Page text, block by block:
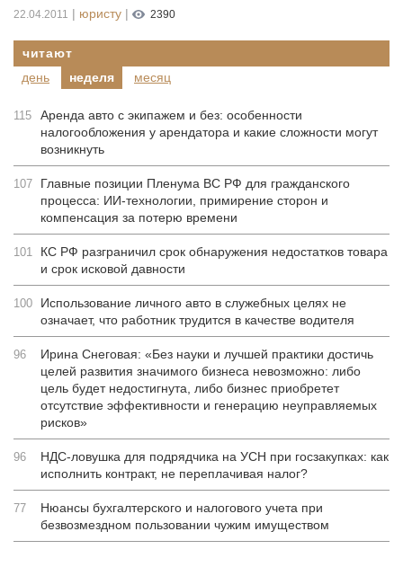
22.04.2011 | юристу | 2390
читают
день
неделя месяц
115
Аренда авто с экипажем и без: особенности
налогообложения у арендатора и какие сложности могут
возникнуть
107
Главные позиции Пленума ВС РФ для гражданского
процесса: ИИ-технологии, примирение сторон и
компенсация за потерю времени
101
КС РФ разграничил срок обнаружения недостатков товара
и срок исковой давности
100
Использование личного авто в служебных целях не
означает, что работник трудится в качестве водителя
96
Ирина Снеговая: «Без науки и лучшей практики достичь
целей развития значимого бизнеса невозможно: либо
цель будет недостигнута, либо бизнес приобретет
отсутствие эффективности и генерацию неуправляемых
рисков»
96
НДС-ловушка для подрядчика на УСН при госзакупках: как
исполнить контракт, не переплачивая налог?
77
Нюансы бухгалтерского и налогового учета при
безвозмездном пользовании чужим имуществом